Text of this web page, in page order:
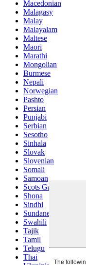
Macedonian
Malagasy
Malay
Malayalam
Maltese
Maori
Marathi
Mongolian
Burmese
Nepali
Norwegian
Pashto
Persian
Punjabi
Serbian
Sesotho
Sinhala
Slovak
Slovenian
Somali
Samoan
Scots Gaelic
Shona
Sindhi
Sundanese
Swahili
Tajik
Tamil
Telugu
Thai